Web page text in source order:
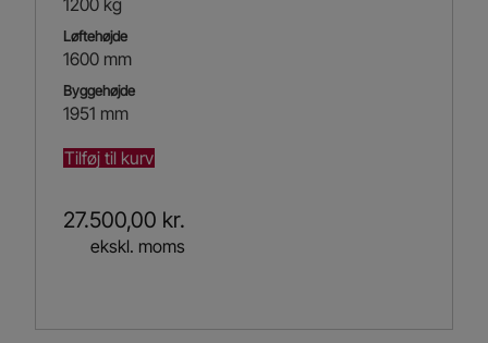
1200 kg
Løftehøjde
1600 mm
Byggehøjde
1951 mm
Tilføj til kurv
27.500,00 kr.
ekskl. moms